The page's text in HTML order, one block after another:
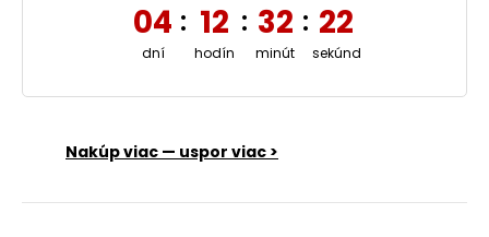
04
dní
: 12
hodín
: 32
minút
: 21
sekúnd
Nakúp viac — uspor viac >